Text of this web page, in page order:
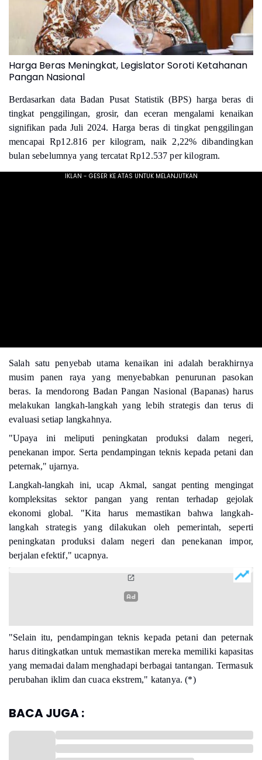
Harga Beras Meningkat, Legislator Soroti Ketahanan
Pangan Nasional
Berdasarkan data Badan Pusat Statistik (BPS) harga beras di
tingkat penggilingan, grosir, dan eceran mengalami kenaikan
signifikan pada Juli 2024. Harga beras di tingkat penggilingan
mencapai Rp12.816 per kilogram, naik 2,22% dibandingkan
bulan sebelumnya yang tercatat Rp12.537 per kilogram.
Salah satu penyebab utama kenaikan ini adalah berakhirnya
musim panen raya yang menyebabkan penurunan pasokan
beras. Ia mendorong Badan Pangan Nasional (Bapanas) harus
melakukan langkah-langkah yang lebih strategis dan terus di
evaluasi setiap langkahnya.
"Upaya ini meliputi peningkatan produksi dalam negeri,
penekanan impor. Serta pendampingan teknis kepada petani dan
peternak," ujarnya.
Langkah-langkah ini, ucap Akmal, sangat penting mengingat
kompleksitas sektor pangan yang rentan terhadap gejolak
ekonomi global. "Kita harus memastikan bahwa langkah-
langkah strategis yang dilakukan oleh pemerintah, seperti
peningkatan produksi dalam negeri dan penekanan impor,
berjalan efektif," ucapnya.
"Selain itu, pendampingan teknis kepada petani dan peternak
harus ditingkatkan untuk memastikan mereka memiliki kapasitas
yang memadai dalam menghadapi berbagai tantangan. Termasuk
perubahan iklim dan cuaca ekstrem," katanya. (*)
BACA JUGA :